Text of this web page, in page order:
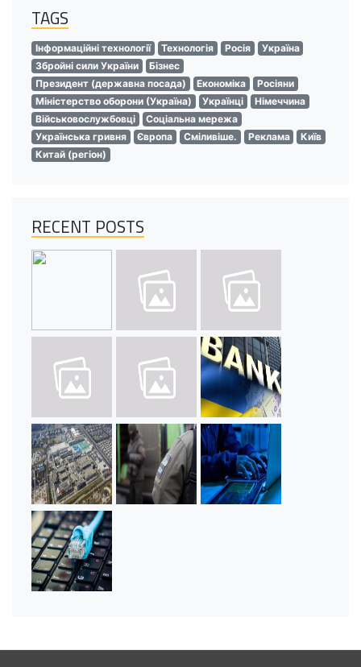
TAGS
Інформаційні технології Технологія Росія
Україна
Збройні сили України
Бізнес
Президент (державна посада)
Економіка
Росіяни
Міністерство оборони (Україна)
Українці
Німеччина
Військовослужбовці
Соціальна мережа
Українська гривня
Європа Сміливіше. Реклама
Київ
Китай (регіон)
RECENT POSTS